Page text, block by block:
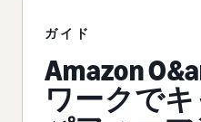
ガイド
Amazon
ワークで